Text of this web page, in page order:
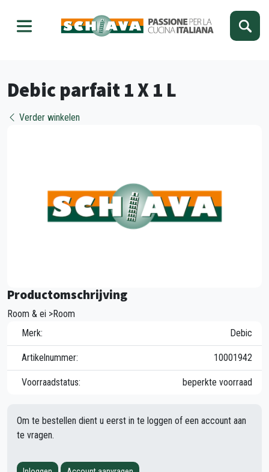
Debic parfait 1 X 1 L
Verder winkelen
Productomschrijving
Room & ei >Room
Merk:
Debic
Artikelnummer: 10001942
Voorraadstatus: beperkte voorraad
Om te bestellen dient u eerst in te loggen of een account aan
te vragen.